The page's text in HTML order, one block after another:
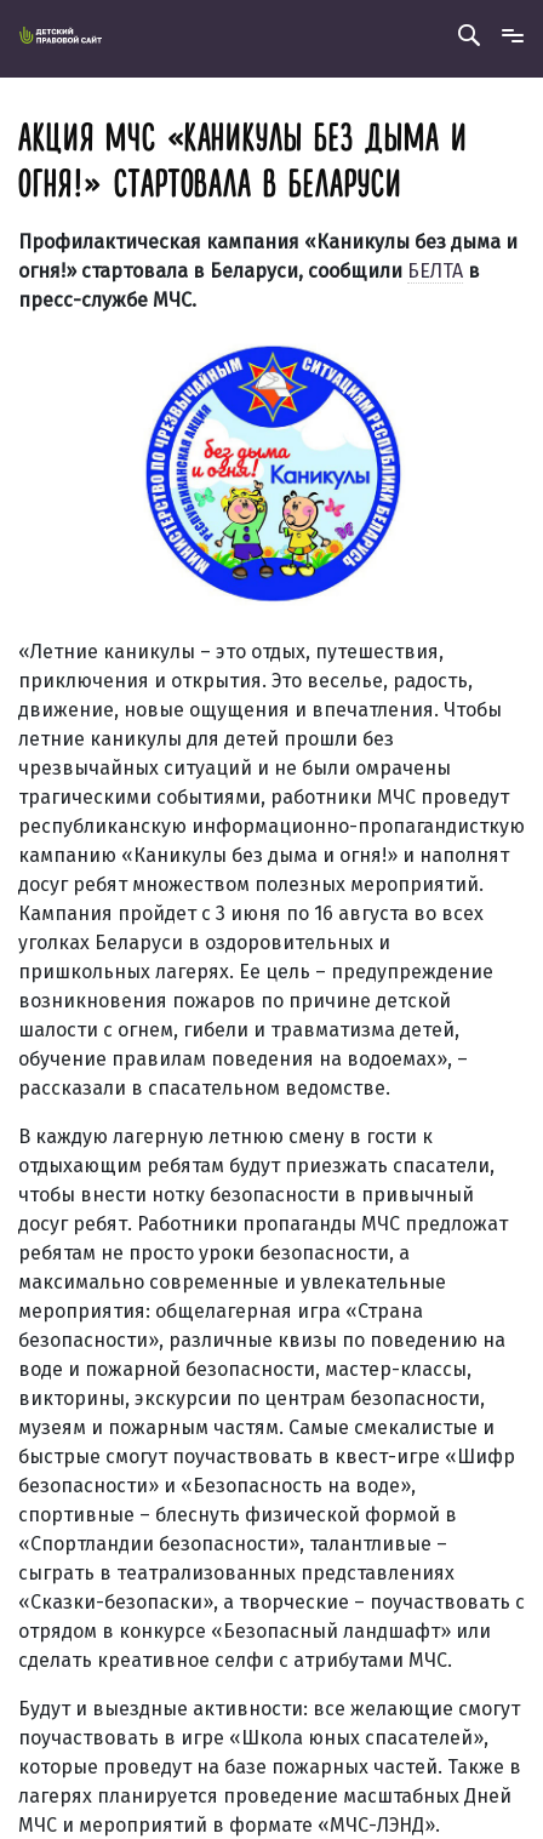
АКЦИЯ МЧС «КАНИКУЛЫ БЕЗ ДЫМА И
ОГНЯ!» СТАРТОВАЛА В БЕЛАРУСИ
Профилактическая кампания «Каникулы без дыма и
огня!» стартовала в Беларуси, сообщили БЕЛТА в
пресс-службе МЧС.
«Летние каникулы – это отдых, путешествия,
приключения и открытия. Это веселье, радость,
движение, новые ощущения и впечатления. Чтобы
летние каникулы для детей прошли без
чрезвычайных ситуаций и не были омрачены
трагическими событиями, работники МЧС проведут
республиканскую информационно-пропагандисткую
кампанию «Каникулы без дыма и огня!» и наполнят
досуг ребят множеством полезных мероприятий.
Кампания пройдет с 3 июня по 16 августа во всех
уголках Беларуси в оздоровительных и
пришкольных лагерях. Ее цель – предупреждение
возникновения пожаров по причине детской
шалости с огнем, гибели и травматизма детей,
обучение правилам поведения на водоемах», –
рассказали в спасательном ведомстве.
В каждую лагерную летнюю смену в гости к
отдыхающим ребятам будут приезжать спасатели,
чтобы внести нотку безопасности в привычный
досуг ребят. Работники пропаганды МЧС предложат
ребятам не просто уроки безопасности, а
максимально современные и увлекательные
мероприятия: общелагерная игра «Страна
безопасности», различные квизы по поведению на
воде и пожарной безопасности, мастер-классы,
викторины, экскурсии по центрам безопасности,
музеям и пожарным частям. Самые смекалистые и
быстрые смогут поучаствовать в квест-игре «Шифр
безопасности» и «Безопасность на воде»,
спортивные – блеснуть физической формой в
«Спортландии безопасности», талантливые –
сыграть в театрализованных представлениях
«Сказки-безопаски», а творческие – поучаствовать с
отрядом в конкурсе «Безопасный ландшафт» или
сделать креативное селфи с атрибутами МЧС.
Будут и выездные активности: все желающие смогут
поучаствовать в игре «Школа юных спасателей»,
которые проведут на базе пожарных частей. Также в
лагерях планируется проведение масштабных Дней
МЧС и мероприятий в формате «МЧС-ЛЭНД».